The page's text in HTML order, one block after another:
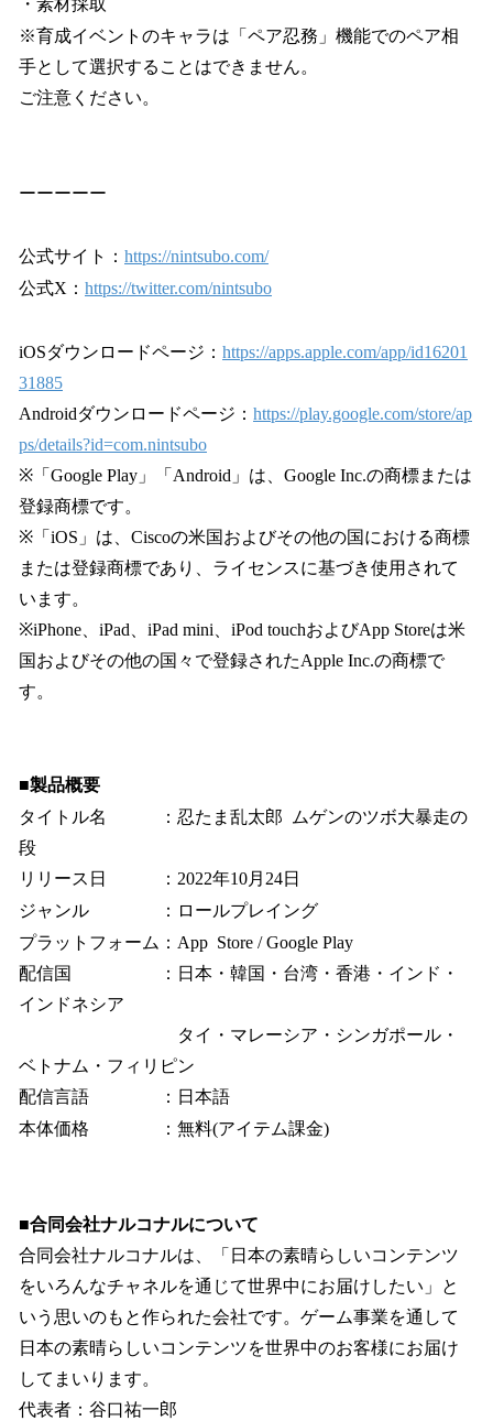
・素材採取
※育成イベントのキャラは「ペア忍務」機能でのペア相
手として選択することはできません。
ご注意ください。
ーーーーー
公式サイト： https://nintsubo.com/
公式X： https://twitter.com/nintsubo
iOSダウンロードページ： https://apps.apple.com/app/id16201
31885
Androidダウンロードページ： https://play.google.com/store/ap
ps/details?id=com.nintsubo
※「Google Play」「Android」は、Google Inc.の商標または
登録商標です。
※「iOS」は、Ciscoの米国およびその他の国における商標
または登録商標であり、ライセンスに基づき使用されて
います。
※iPhone、iPad、iPad mini、iPod touchおよびApp Storeは米
国およびその他の国々で登録されたApple Inc.の商標で
す。
■製品概要
タイトル名 ：忍たま乱太郎 ムゲンのツボ大暴走の
段
リリース日 ：2022年10月24日
ジャンル ：ロールプレイング
プラットフォーム：App Store / Google Play
配信国 ：日本・韓国・台湾・香港・インド・
インドネシア
タイ・マレーシア・シンガポール・
ベトナム・フィリピン
配信言語 ：日本語
本体価格 ：無料(アイテム課金)
■合同会社ナルコナルについて
合同会社ナルコナルは、「日本の素晴らしいコンテンツ
をいろんなチャネルを通じて世界中にお届けしたい」と
いう思いのもと作られた会社です。ゲーム事業を通して
日本の素晴らしいコンテンツを世界中のお客様にお届け
してまいります。
代表者：谷口祐一郎